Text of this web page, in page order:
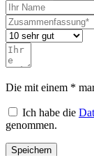
Die mit einem *
Ich habe die
genommen.
Speichern